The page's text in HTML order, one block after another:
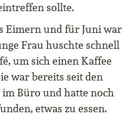
sollte.
Eimern und für Juni war
Frau huschte schnell
um sich einen Kaffee
war bereits seit den
Büro und hatte noch
etwas zu essen.